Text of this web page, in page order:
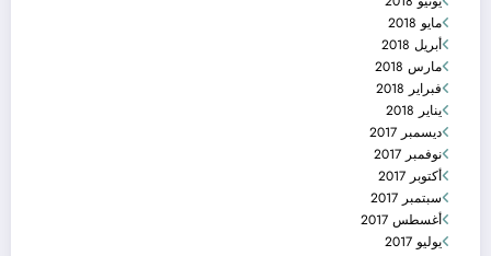
مايو 2018
أبريل 2018
مارس 2018
فبراير 2018
يناير 2018
ديسمبر 2017
نوفمبر 2017
أكتوبر 2017
سبتمبر 2017
أغسطس 2017
يوليو 2017